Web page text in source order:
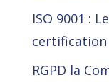
ISO 9001 :
certification
RGPD la